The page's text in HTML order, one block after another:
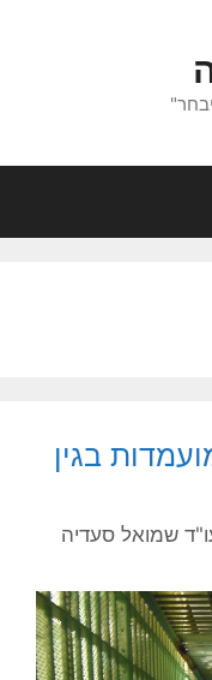
בגין
שמואל סעדיה